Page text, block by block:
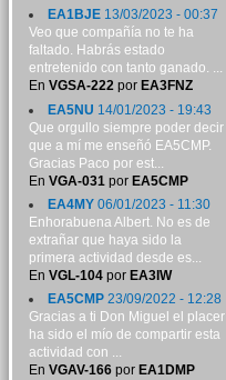
EA1BJE13/03/2023 - 00:37
Veo que compañía no te ha
faltado. Habrás estado
entretenido con tanto ganado. ...
En VGSA-222por EA3FNZ
EA5NU 14/01/2023 - 19:43
Que orgullo siempre poder decir
que a mí me enseñó EA5CMP.
Gracias Paco por est...
En VGA-031 por EA5CMP
EA4MY06/01/2023 - 11:30
Enhorabuena Albert. No es de
extrañar que haya sido la
primera actividad desde es...
En VGL-104por EA3IW
EA5CMP23/09/2022 - 12:28
Gracias a ti Don Miguel el placer
ha sido el mío de compartir esta
actividad con ...
En VGAV-166por EA1DMP